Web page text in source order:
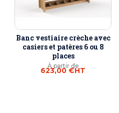
Banc vestiaire crèche avec
casiers et patères 6 ou 8
places
À partir de
623,00 €HT